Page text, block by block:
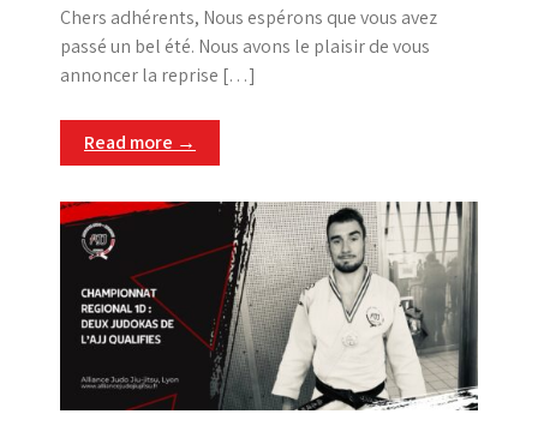
Chers adhérents, Nous espérons que vous avez
passé un bel été. Nous avons le plaisir de vous
annoncer la reprise […]
Read more →